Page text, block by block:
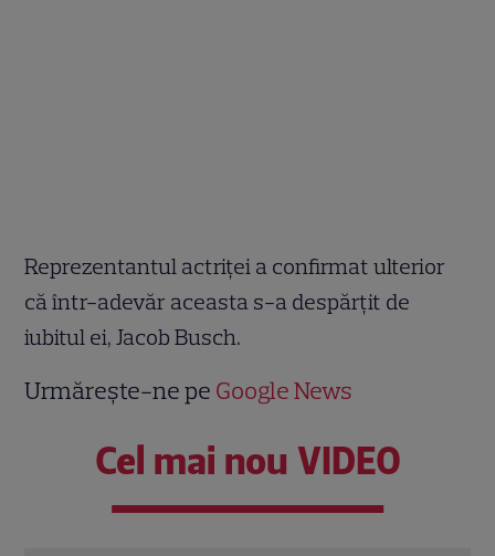
Reprezentantul actriței a confirmat ulterior
că într-adevăr aceasta s-a despărțit de
iubitul ei, Jacob Busch.
Urmărește-ne pe Google News
Cel mai nou VIDEO